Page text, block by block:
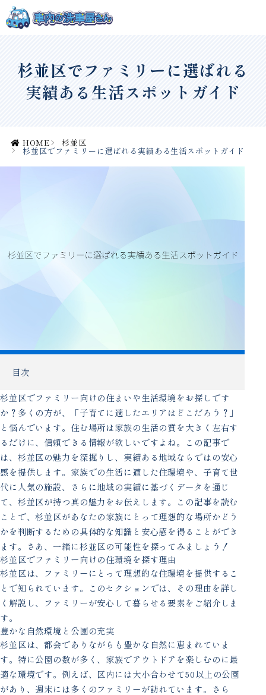
杉並区でファミリーに選ばれる
実績ある生活スポットガイド
HOME 杉並区
杉並区でファミリーに選ばれる実績ある生活スポットガイド
目次
杉並区でファミリー向けの住まいや生活環境をお探しです
か？多くの方が、「子育てに適したエリアはどこだろう？」
と悩んでいます。住む場所は家族の生活の質を大きく左右す
るだけに、信頼できる情報が欲しいですよね。この記事で
は、杉並区の魅力を深掘りし、実績ある地域ならではの安心
感を提供します。家族での生活に適した住環境や、子育て世
代に人気の施設、さらに地域の実績に基づくデータを通じ
て、杉並区が持つ真の魅力をお伝えします。この記事を読む
ことで、杉並区があなたの家族にとって理想的な場所かどう
かを判断するための具体的な知識と安心感を得ることができ
ます。さあ、一緒に杉並区の可能性を探ってみましょう！
杉並区でファミリー向けの住環境を探す理由
杉並区は、ファミリーにとって理想的な住環境を提供するこ
とで知られています。このセクションでは、その理由を詳し
く解説し、ファミリーが安心して暮らせる要素をご紹介しま
す。
豊かな自然環境と公園の充実
杉並区は、都会でありながらも豊かな自然に恵まれていま
す。特に公園の数が多く、家族でアウトドアを楽しむのに最
適な環境です。例えば、区内には大小合わせて50以上の公園
があり、週末には多くのファミリーが訪れています。さら